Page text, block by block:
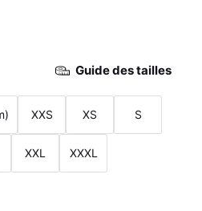
Guide des tailles
XXS XS S
XXL XXXL